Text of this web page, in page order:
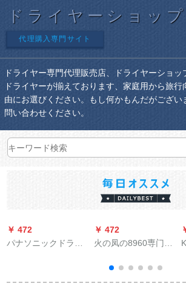
ドライヤーショップ
代理購入専門サイト
ドライヤー専門代理販売店、ドライヤーショ
ドライヤーが揃えております、家庭用から旅行
由にお選びください。もし何かもんだがござい
問い合わせください。
￥ 472
パナソニックドライ
アイオンライヤ、家
￥ 472
火の凤の8960専门の
髪店はドライヤの筒
の2200 Wの大きな仕